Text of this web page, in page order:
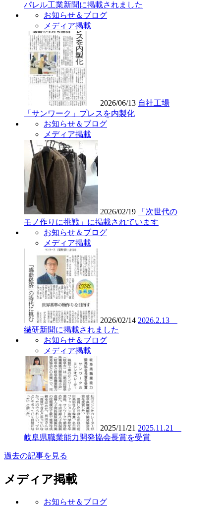
パレル工業新聞に掲載されました
お知らせ＆ブログ
メディア掲載
2026/06/13 自社工場
「サンワーク」プレスを内製化
お知らせ＆ブログ
メディア掲載
2026/02/19
「次世代の
モノ作りに挑戦」に掲載されています
お知らせ＆ブログ
メディア掲載
2026/02/14 2026.2.13
繊研新聞に掲載されました
お知らせ＆ブログ
メディア掲載
2025/11/21 2025.11.21
岐阜県職業能力開発協会長賞を受賞
過去の記事を見る
メディア掲載
お知らせ＆ブログ